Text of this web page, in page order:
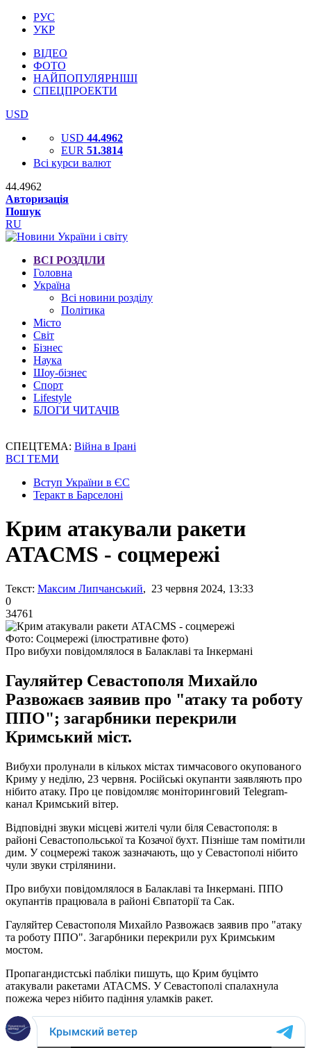
РУС
УКР
ВІДЕО
ФОТО
НАЙПОПУЛЯРНІШІ
СПЕЦПРОЕКТИ
USD
USD 44.4962
EUR 51.3814
Всі курси валют
44.4962
Авторизація
Пошук
RU
ВСІ РОЗДІЛИ
Головна
Україна
Всі новини розділу
Політика
Місто
Світ
Бізнес
Наука
Шоу-бізнес
Спорт
Lifestyle
БЛОГИ ЧИТАЧІВ
СПЕЦТЕМА: Війна в Ірані
ВСІ ТЕМИ
Вступ України в ЄС
Теракт в Барселоні
Крим атакували ракети
ATACMS - соцмережі
Текст: Максим Липчанський, 23 червня 2024, 13:33
0
34761
Фото: Соцмережі (ілюстративне фото)
Про вибухи повідомлялося в Балаклаві та Інкермані
Гауляйтер Севастополя Михайло
Развожаєв заявив про "атаку та роботу
ППО"; загарбники перекрили
Кримський міст.
Вибухи пролунали в кількох містах тимчасового окупованого
Криму у неділю, 23 червня. Російські окупанти заявляють про
нібито атаку. Про це повідомляє моніторинговий Telegram-
канал Кримський вітер.
Відповідні звуки місцеві жителі чули біля Севастополя: в
районі Севастопольської та Козачої бухт. Пізніше там помітили
дим. У соцмережі також зазначають, що у Севастополі нібито
чули звуки стрілянини.
Про вибухи повідомлялося в Балаклаві та Інкермані. ППО
окупантів працювала в районі Євпаторії та Сак.
Гауляйтер Севастополя Михайло Развожаєв заявив про "атаку
та роботу ППО". Загарбники перекрили рух Кримським
мостом.
Пропагандистські пабліки пишуть, що Крим буцімто
атакували ракетами ATACMS. У Севастополі спалахнула
пожежа через нібито падіння уламків ракет.